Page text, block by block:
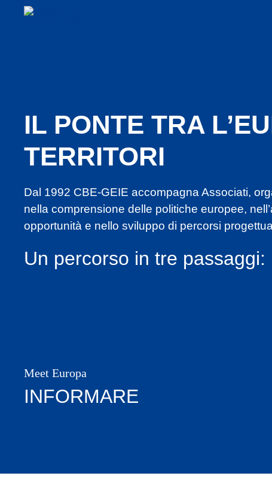
IL PONTE TRA
TERRITORI
Dal 1992 CBE-GEIE accompagna Associati,
nella comprensione delle politiche europee,
opportunità e nello sviluppo di percorsi
Un percorso in tre passaggi:
Meet Europa
INFORMARE